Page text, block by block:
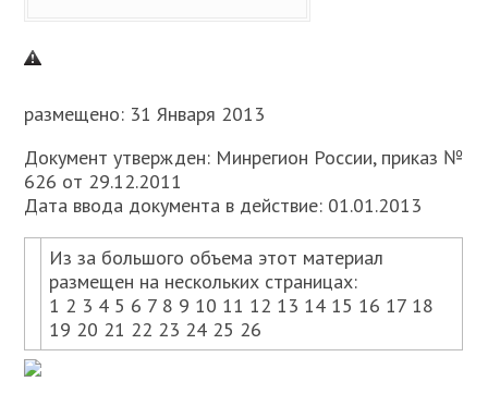
размещено: 31 Января 2013
Документ утвержден: Минрегион России, приказ №
626 от 29.12.2011
Дата ввода документа в действие: 01.01.2013
Из за большого объема этот материал
размещен на нескольких страницах:
1 2 3 4 5 6 7 8 9 10 11 12 13 14 15 16 17 18
19 20 21 22 23 24 25 26